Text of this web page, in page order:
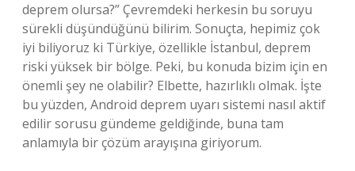
deprem olursa?” Çevremdeki herkesin bu soruyu
sürekli düşündüğünü bilirim. Sonuçta, hepimiz çok
iyi biliyoruz ki Türkiye, özellikle İstanbul, deprem
riski yüksek bir bölge. Peki, bu konuda bizim için en
önemli şey ne olabilir? Elbette, hazırlıklı olmak. İşte
bu yüzden, Android deprem uyarı sistemi nasıl aktif
edilir sorusu gündeme geldiğinde, buna tam
anlamıyla bir çözüm arayışına giriyorum.